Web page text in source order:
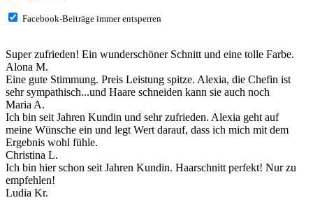
Facebook-Beiträge immer entsperren
Super zufrieden! Ein wunderschöner Schnitt und eine tolle Farbe.
Alona M.
Eine gute Stimmung. Preis Leistung spitze. Alexia, die Chefin ist
sehr sympathisch...und Haare schneiden kann sie auch noch
Maria A.
Ich bin seit Jahren Kundin und sehr zufrieden. Alexia geht auf
meine Wünsche ein und legt Wert darauf, dass ich mich mit dem
Ergebnis wohl fühle.
Christina L.
Ich bin hier schon seit Jahren Kundin. Haarschnitt perfekt! Nur zu
empfehlen!
Ludia Kr.